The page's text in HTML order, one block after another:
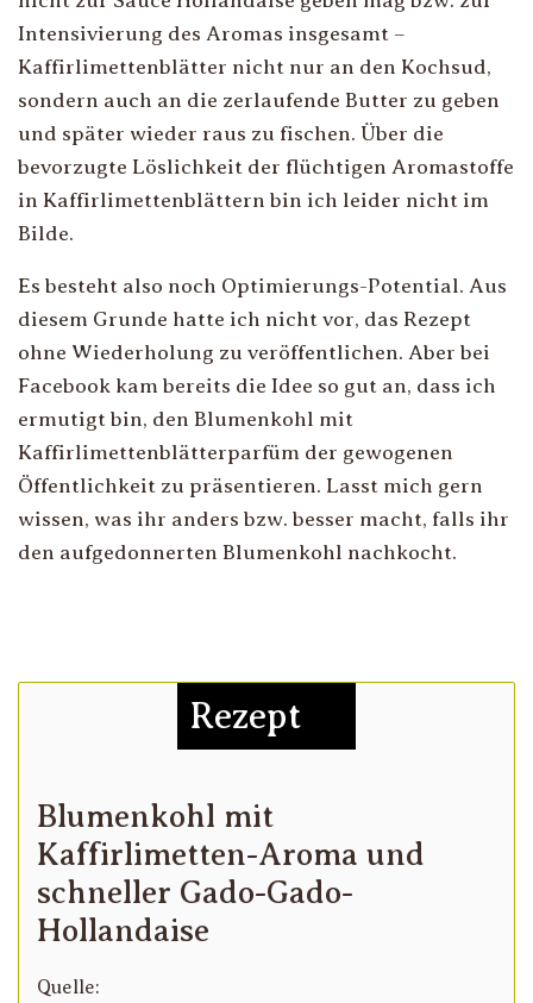
Intensivierung des Aromas insgesamt –
Kaffirlimettenblätter nicht nur an den Kochsud,
sondern auch an die zerlaufende Butter zu geben
und später wieder raus zu fischen. Über die
bevorzugte Löslichkeit der flüchtigen Aromastoffe
in Kaffirlimettenblättern bin ich leider nicht im
Bilde.
Es besteht also noch Optimierungs-Potential. Aus
diesem Grunde hatte ich nicht vor, das Rezept
ohne Wiederholung zu veröffentlichen. Aber bei
Facebook kam bereits die Idee so gut an, dass ich
ermutigt bin, den Blumenkohl mit
Kaffirlimettenblätterparfüm der gewogenen
Öffentlichkeit zu präsentieren. Lasst mich gern
wissen, was ihr anders bzw. besser macht, falls ihr
den aufgedonnerten Blumenkohl nachkocht.
Rezept
Blumenkohl mit
Kaffirlimetten-Aroma und
schneller Gado-Gado-
Hollandaise
Quelle: